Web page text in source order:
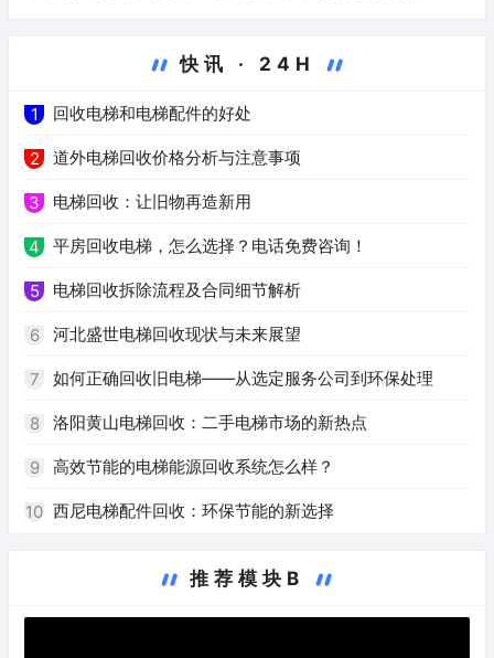
快讯 · 24H
1 回收电梯和电梯配件的好处
2 道外电梯回收价格分析与注意事项
3 电梯回收：让旧物再造新用
4 平房回收电梯，怎么选择？电话免费咨询！
5 电梯回收拆除流程及合同细节解析
6 河北盛世电梯回收现状与未来展望
7 如何正确回收旧电梯——从选定服务公司到环保处理
8 洛阳黄山电梯回收：二手电梯市场的新热点
9 高效节能的电梯能源回收系统怎么样？
10 西尼电梯配件回收：环保节能的新选择
推荐模块B